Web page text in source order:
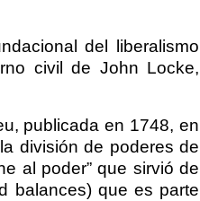
del liberalismo
civil de John Locke,
publicada en 1748, en
división de poderes de
al poder” que sirvió de
balances) que es parte